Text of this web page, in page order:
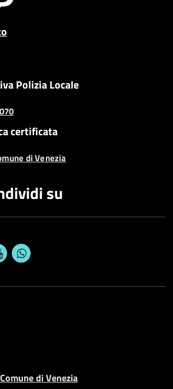
Polizia Locale
certificata
di Venezia
su
di Venezia